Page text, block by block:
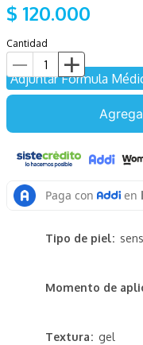
$ 120.000
Cantidad
Adjuntar Fórmula
Tipo de piel
Textura gel
Momento de
posay